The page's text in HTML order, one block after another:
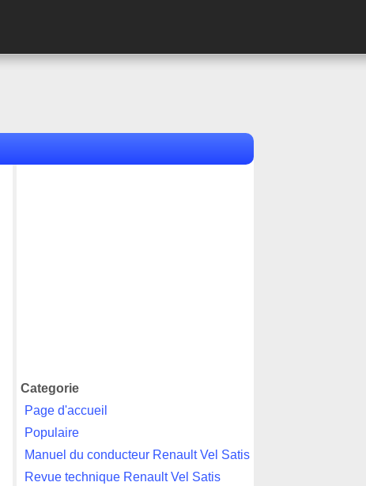
Categorie
Page d'accueil
Populaire
Manuel du conducteur Renault Vel Satis
Revue technique Renault Vel Satis